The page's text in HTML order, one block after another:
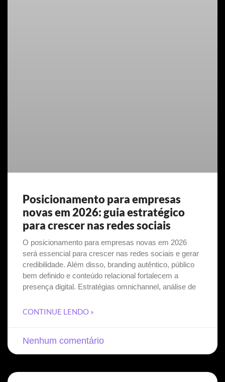
Posicionamento para empresas
novas em 2026: guia estratégico
para crescer nas redes sociais
O posicionamento para empresas novas em 2026
será essencial para crescer nas redes sociais e gerar
credibilidade. Além disso, branding autêntico, público
bem definido e conteúdo relacional fortalecem a
presença digital. Estratégias omnichannel, análise de
CONTINUE LENDO »
Nenhum comentário